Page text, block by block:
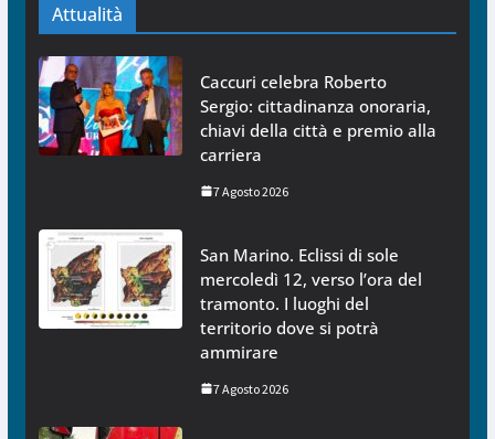
Attualità
Caccuri celebra Roberto
Sergio: cittadinanza onoraria,
chiavi della città e premio alla
carriera
7 Agosto 2026
San Marino. Eclissi di sole
mercoledì 12, verso l’ora del
tramonto. I luoghi del
territorio dove si potrà
ammirare
7 Agosto 2026